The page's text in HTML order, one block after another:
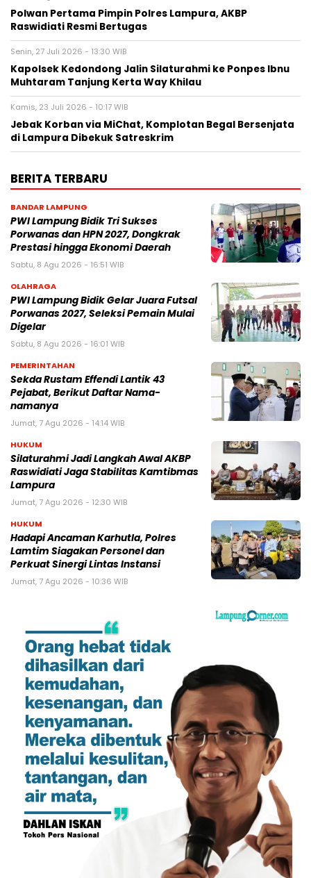
Polwan Pertama Pimpin Polres Lampura, AKBP
Raswidiati Resmi Bertugas
Senin, 27 Juli 2026 - 13:30 WIB
Kapolsek Kedondong Jalin Silaturahmi ke Ponpes Ibnu
Muhtaram Tanjung Kerta Way Khilau
Kamis, 23 Juli 2026 - 10:17 WIB
Jebak Korban via MiChat, Komplotan Begal Bersenjata
di Lampura Dibekuk Satreskrim
BERITA TERBARU
BANDAR LAMPUNG
PWI Lampung Bidik Tri Sukses
Porwanas dan HPN 2027, Dongkrak
Prestasi hingga Ekonomi Daerah
Sabtu, 8 Agu 2026 - 16:51 WIB
OLAHRAGA
PWI Lampung Bidik Gelar Juara Futsal
Porwanas 2027, Seleksi Pemain Mulai
Digelar
Sabtu, 8 Agu 2026 - 16:01 WIB
PEMERINTAHAN
Sekda Rustam Effendi Lantik 43
Pejabat, Berikut Daftar Nama-
namanya
Jumat, 7 Agu 2026 - 14:14 WIB
HUKUM
Silaturahmi Jadi Langkah Awal AKBP
Raswidiati Jaga Stabilitas Kamtibmas
Lampura
Jumat, 7 Agu 2026 - 12:30 WIB
HUKUM
Hadapi Ancaman Karhutla, Polres
Lamtim Siagakan Personel dan
Perkuat Sinergi Lintas Instansi
Jumat, 7 Agu 2026 - 10:36 WIB